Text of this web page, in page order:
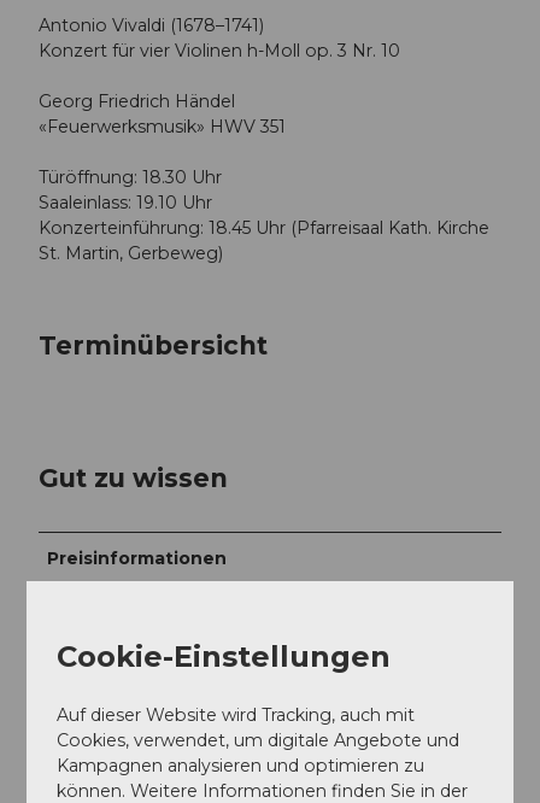
Antonio Vivaldi (1678–1741)
Konzert für vier Violinen h-Moll op. 3 Nr. 10
Georg Friedrich Händel
«Feuerwerksmusik» HWV 351
Türöffnung: 18.30 Uhr
Saaleinlass: 19.10 Uhr
Konzerteinführung: 18.45 Uhr (Pfarreisaal Kath. Kirche
St. Martin, Gerbeweg)
Terminübersicht
Gut zu wissen
Preisinformationen
Ansprechpartner:in
Cookie-Einstellungen
Auf dieser Website wird Tracking, auch mit
Cookies, verwendet, um digitale Angebote und
Kampagnen analysieren und optimieren zu
können. Weitere Informationen finden Sie in der